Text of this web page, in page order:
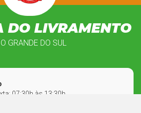
DO LIVRAMENTO
GRANDE DO SUL
07:30h às 13:30h